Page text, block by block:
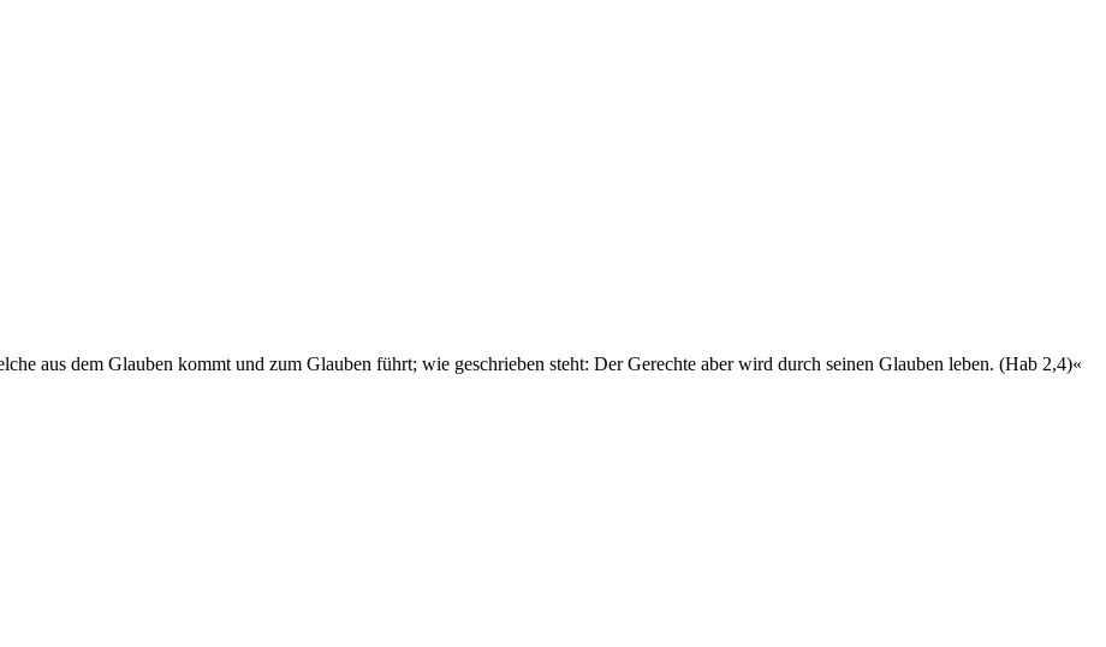
aus dem Glauben kommt und zum Glauben führt; wie geschrieben steht: Der Gerechte aber wird durch seinen Glauben leben. (Hab 2,4)«